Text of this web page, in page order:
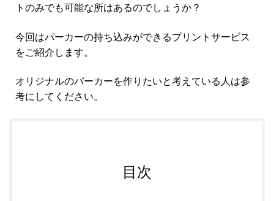
トのみでも可能な所はあるのでしょうか？
今回はパーカーの持ち込みができるプリントサービス
をご紹介します。
オリジナルのパーカーを作りたいと考えている人は参
考にしてください。
目次